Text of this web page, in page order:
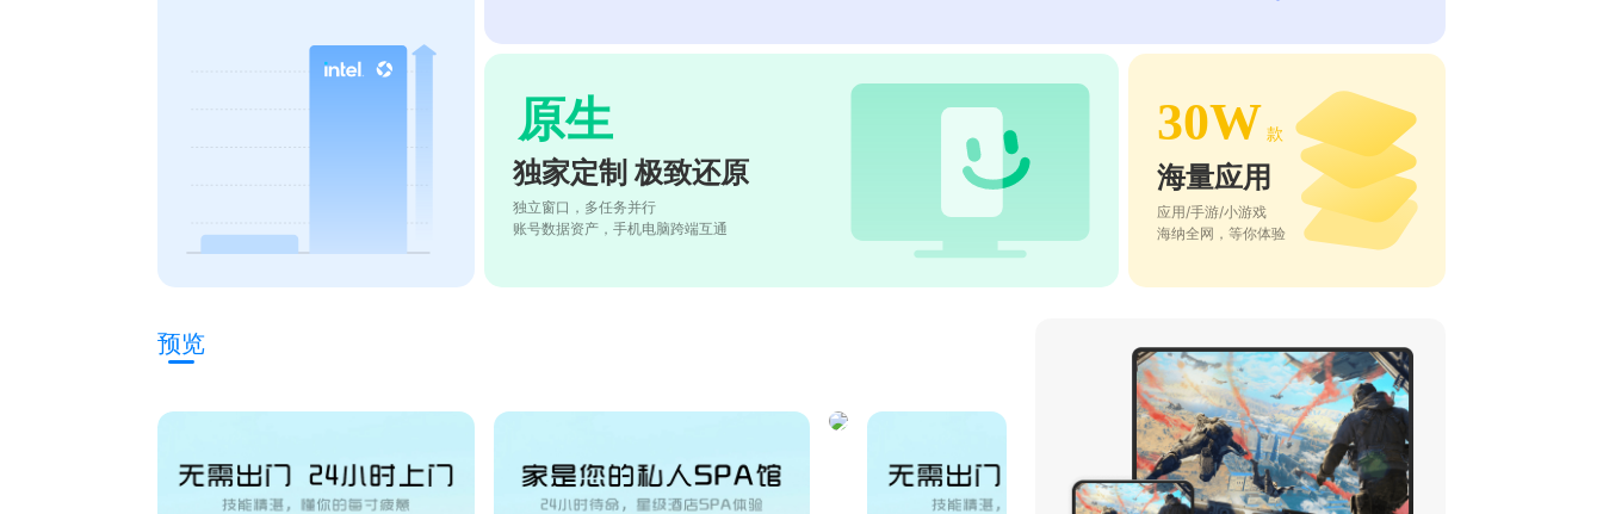
原生
独家定制 极致还原
独立窗口，多任务并行
账号数据资产，手机电脑跨端互通
30W 款
海量应用
应用/手游/小游戏
海纳全网，等你体验
预览